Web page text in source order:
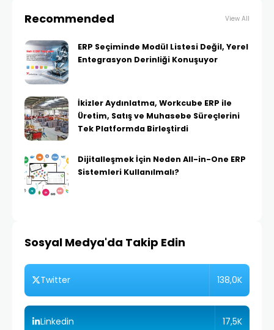
Recommended View All
ERP Seçiminde Modül Listesi Değil, Yerel
Entegrasyon Derinliği Konuşuyor
İkizler Aydınlatma, Workcube ERP ile
Üretim, Satış ve Muhasebe Süreçlerini
Tek Platformda Birleştirdi
Dijitalleşmek İçin Neden All-in-One ERP
Sistemleri Kullanılmalı?
Sosyal Medya'da Takip Edin
Twitter 138,0K
Linkedin 17,5K